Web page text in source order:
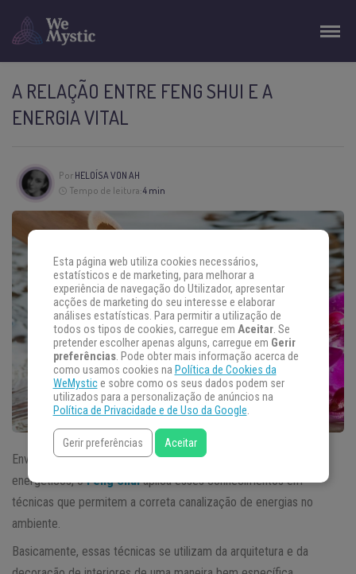
A RELAÇÃO ENTRE FENG SHUI E A
ENERGIA VITAL
Por HELOÍSA VON AH
Tempo de leitura:4 min
Envolvendo arte e uma profunda sabedoria sobre os fluxos
energéticos, oFeng Shui aplica esses conhecimentos em
técnicas que permitem a correta canalização de energias no
ambiente.
Basicamente, essas técnicas se utilizam da arquitetura e da
Esta página web utiliza cookies necessários,
estatísticos e de marketing, para melhorar a
experiência de navegação do Utilizador, apresentar
acções de marketing do seu interesse e elaborar
análises estatísticas. Para permitir a utilização de
todos os tipos de cookies, carregue em Aceitar. Se
pretender escolher apenas alguns, carregue em Gerir
preferências. Pode obter mais informação acerca de
como usamos cookies na Política de Cookies da
WeMystice sobre como os seus dados podem ser
utilizados para a personalização de anúncios na
Política de Privacidade e de Uso da Google.
Gerir preferências Aceitar